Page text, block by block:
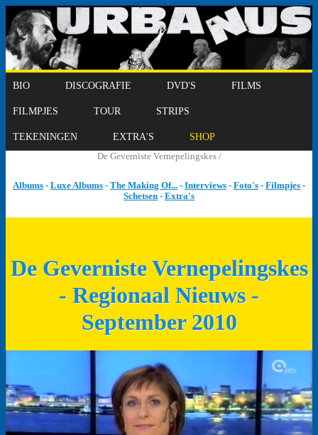
BIO DISCOGRAFIE DVD'S FILMS
FILMPJES TOUR STRIPS
TEKENINGEN EXTRA'S
SHOP
De Geverniste Vernepelingskes /
Albums - Luxe Albums - The Making Of... - Interviews - Foto's - Filmpjes -
Schetsen - Extra's
De Geverniste Vernepelingskes
- Regionaal Nieuws -
September 2010